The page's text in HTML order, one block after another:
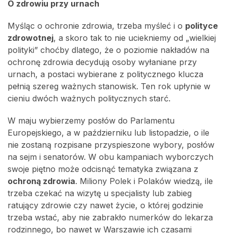
O zdrowiu przy urnach
Myśląc o ochronie zdrowia, trzeba myśleć i o polityce
zdrowotnej, a skoro tak to nie uciekniemy od „wielkiej
polityki” choćby dlatego, że o poziomie nakładów na
ochronę zdrowia decydują osoby wyłaniane przy
urnach, a postaci wybierane z politycznego klucza
pełnią szereg ważnych stanowisk. Ten rok upłynie w
cieniu dwóch ważnych politycznych starć.
W maju wybierzemy posłów do Parlamentu
Europejskiego, a w październiku lub listopadzie, o ile
nie zostaną rozpisane przyspieszone wybory, posłów
na sejm i senatorów. W obu kampaniach wyborczych
swoje piętno może odcisnąć tematyka związana z
ochroną zdrowia. Miliony Polek i Polaków wiedzą, ile
trzeba czekać na wizytę u specjalisty lub zabieg
ratujący zdrowie czy nawet życie, o której godzinie
trzeba wstać, aby nie zabrakło numerków do lekarza
rodzinnego, bo nawet w Warszawie ich czasami